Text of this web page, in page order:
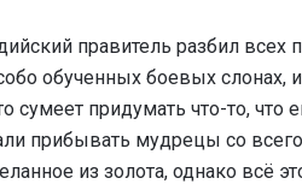
правитель разбил всех
обученных боевых слонах,
сумеет придумать что-то, что
прибывать мудрецы со
из золота, однако всё